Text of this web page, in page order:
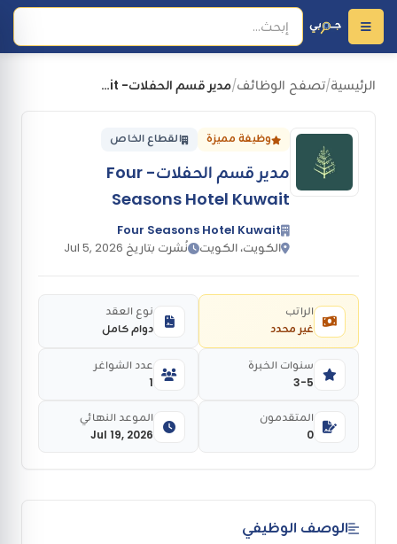
الرئيسية/تصفح الوظائف/ مدير قسم الحفلات- Four Seasons Hotel Kuwait
وظيفة مميزة القطاع الخاص
مدير قسم الحفلات- Four
Seasons Hotel Kuwait
Four Seasons Hotel Kuwait
الكويت، الكويت
نُشرت بتاريخ Jul 5, 2026
غير محدد
الراتب
دوام كامل
نوع العقد
3-5
سنوات الخبرة
1
عدد الشواغر
0
المتقدمون
Jul 19, 2026
الموعد النهائي
الوصف الوظيفي